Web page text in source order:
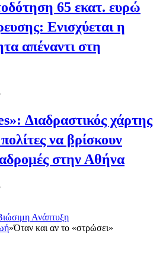
65 εκατ. ευρώ
Ενισχύεται η
απέναντι στη
Διαδραστικός χάρτης
να βρίσκουν
στην Αθήνα
»Όταν και αν το «στρώσει»